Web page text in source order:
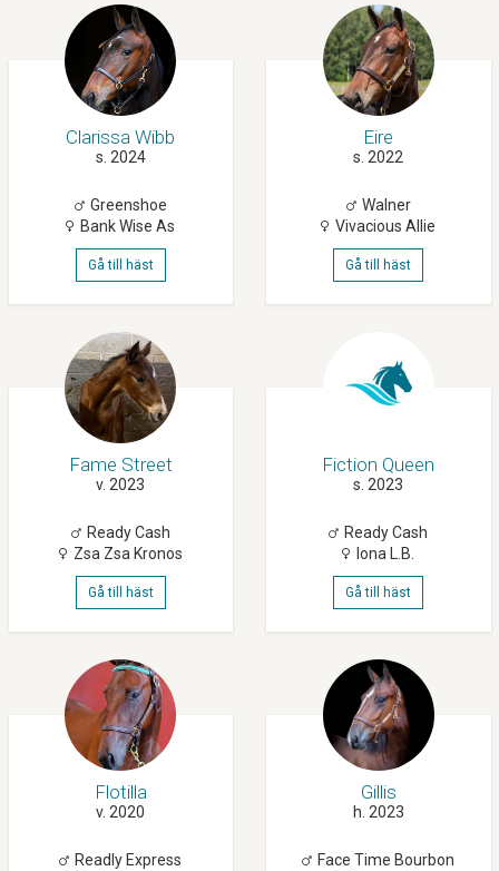
Clarissa Wibb
s. 2024
Greenshoe
Bank Wise As
Gå till häst
Eire
s. 2022
Walner
Vivacious Allie
Gå till häst
Fame Street
v. 2023
Ready Cash
Zsa Zsa Kronos
Gå till häst
Fiction Queen
s. 2023
Ready Cash
Iona L.b.
Gå till häst
Flotilla
v. 2020
Readly Express
Gillis
h. 2023
Face Time Bourbon